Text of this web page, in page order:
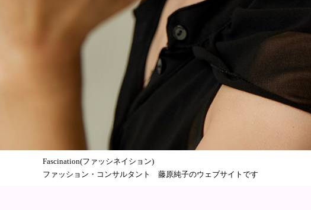
Fascination(ファッシネイション)
ファッション・コンサルタント 藤原純子のウェブサイトです